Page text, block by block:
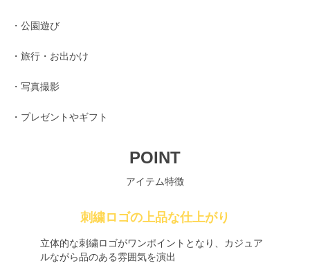
・公園遊び
・旅行・お出かけ
・写真撮影
・プレゼントやギフト
POINT
アイテム特徴
刺繍ロゴの上品な仕上がり
立体的な刺繍ロゴがワンポイントとなり、カジュア
ルながら品のある雰囲気を演出